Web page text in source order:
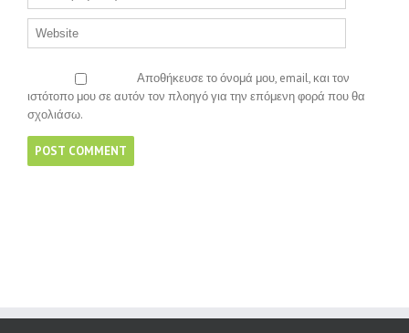
Αποθήκευσε το όνομά μου, email, και τον
ιστότοπο μου σε αυτόν τον πλοηγό για την επόμενη φορά που θα
σχολιάσω.